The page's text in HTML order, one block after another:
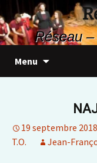
Aller
au
contenuRéseau
Menu
19 septembre 2018
T.O.
Jean-